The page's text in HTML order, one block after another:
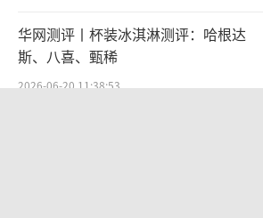
华网测评丨杯装冰淇淋测评：哈根达
斯、八喜、甄稀
2026-06-20 11:38:53